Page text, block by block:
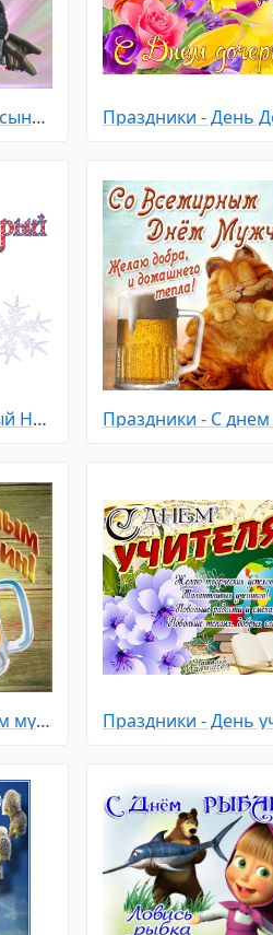
Праздники - День сыновей
Праздники - Старый Новый Год
Праздники - С днем мужчин